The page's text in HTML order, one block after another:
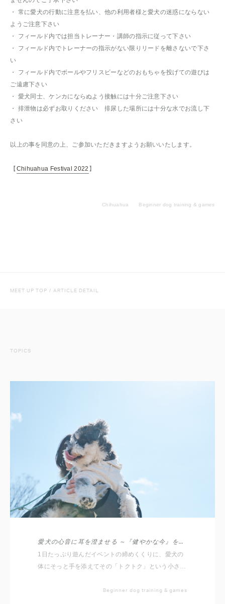
・ 常に愛犬の行動に注意を払い、他の利用者様と愛犬の迷惑にならない
ようご注意下さい
・ フィールド内では担当トレーナー・講師の指示に従って下さい
・ フィールド内でトレーナーの指示がない限りリードを離さないで下さ
い
・ フィールド内でボールやフリスビーなどのおもちゃを投げての遊びは
ご遠慮下さい
・ 愛犬同士、ケンカにならぬよう接触には十分ご注意下さい
・ 排泄物は必ずお取りください 排尿した場所には十分な水でお流し下
さい
以上の事を同意の上、ご参加いただきますようお願いいたします。
【Chihuahua Festival 2022 】
Chihuahua Beginner dog training & games
MEET UP TOP / ARTICLE DETAIL
TOPICS
愛犬の心音に耳を澄ませる ～『健やかな今』を守る、お家バイタルチェック～
1日たっぷり遊んだイベントの締めくくりに、愛犬の
体にそっと手を添えてその「トクトク」という小さな
Beginner dog training & games